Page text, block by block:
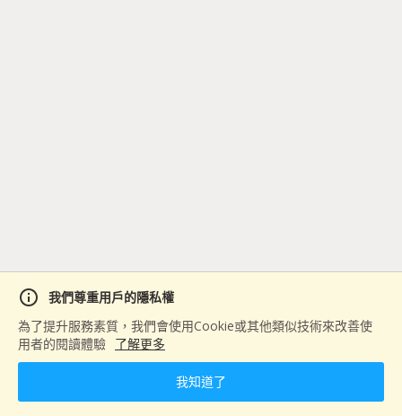
info
我們尊重用戶的隱私權
為了提升服務素質，我們會使用Cookie或其他類似技術來改善使
用者的閱讀體驗 了解更多
我知道了